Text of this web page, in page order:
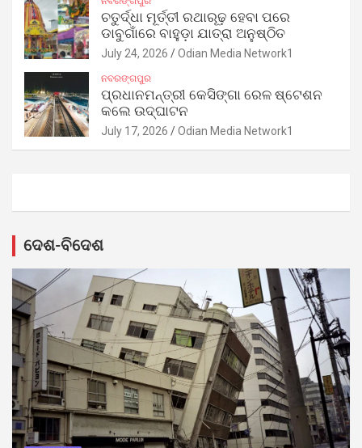
ଚତୁର୍ଦ୍ଧା ମୂର୍ତ୍ତୀ ରଥାରୂଢ଼ ହେବା ପରେ
ଡାବୁଗାଁରେ ବାହୁଡ଼ା ଯାତ୍ରା ଅନୁଷ୍ଠିତ
July 24, 2026 Odian Media Network1
ନବରଙ୍ଗପୁର
ପ୍ରଧାନମନ୍ତ୍ରୀ କେସିଙ୍ଗା ରେଳ ଷ୍ଟେଶନ
କଲେ ଉଦ୍‌ଘାଟନ
July 17, 2026 Odian Media Network1
ଦେଶ-ବିଦେଶ